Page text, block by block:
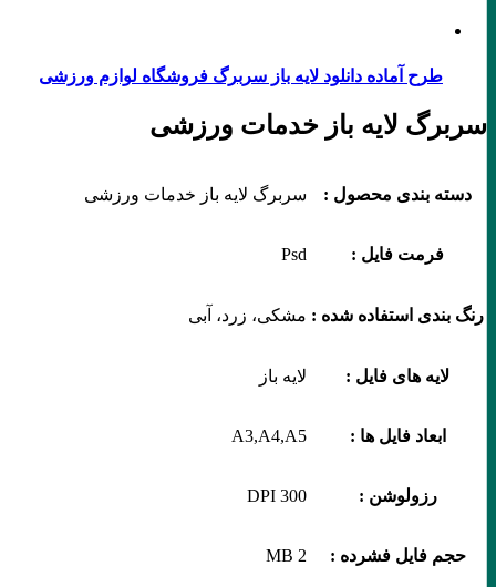
طرح آماده دانلود لایه باز سربرگ فروشگاه لوازم ورزشی
سربرگ لایه باز خدمات ورزشی
دسته بندی محصول : سربرگ لایه باز خدمات ورزشی
فرمت فایل : Psd
رنگ بندی استفاده شده : مشکی، زرد، آبی
لایه های فایل : لایه باز
ابعاد فایل ها : A3,A4,A5
رزولوشن : 300 DPI
حجم فایل فشرده :